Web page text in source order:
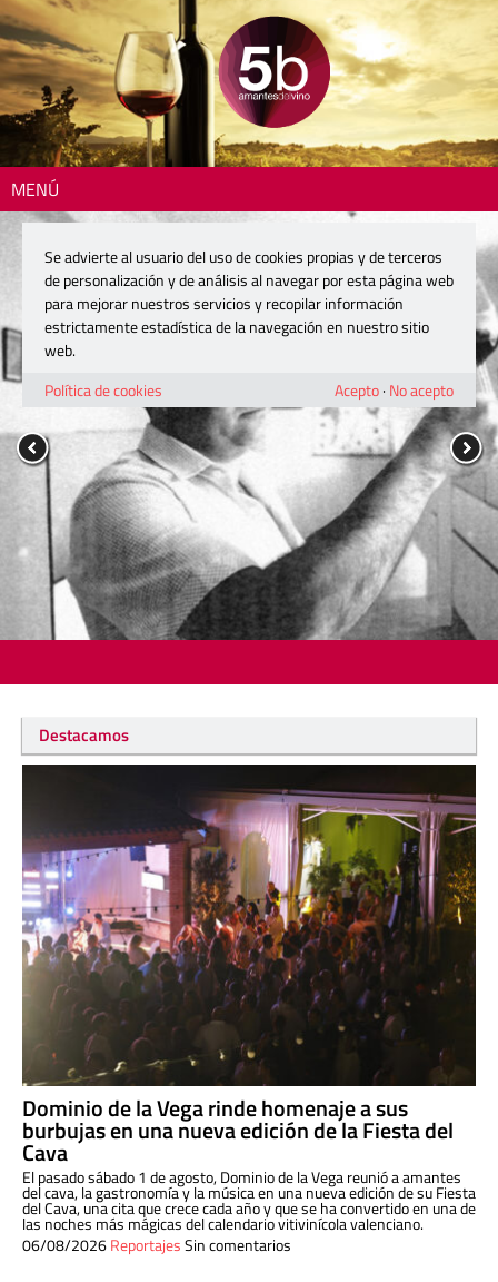
MENÚ
Destacamos
Dominio de la Vega rinde homenaje a sus
burbujas en una nueva edición de la Fiesta del
Cava
El pasado sábado 1 de agosto, Dominio de la Vega reunió a amantes
del cava, la gastronomía y la música en una nueva edición de su Fiesta
del Cava, una cita que crece cada año y que se ha convertido en una de
las noches más mágicas del calendario vitivinícola valenciano.
06/08/2026ReportajesSin comentarios
Se advierte al usuario del uso de cookies propias y de terceros
de personalización y de análisis al navegar por esta página web
para mejorar nuestros servicios y recopilar información
estrictamente estadística de la navegación en nuestro sitio
web.
Política de cookies
Acepto· No acepto